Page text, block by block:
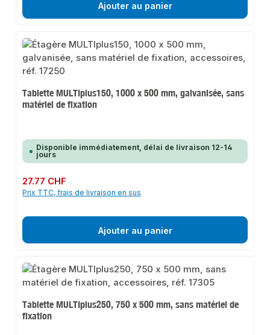
Ajouter au panier
Tablette MULTIplus150, 1000 x 500 mm, galvanisée, sans
matériel de fixation
Disponible immédiatement, délai de livraison 12-14
jours
Prix régulier :
27.77 CHF
Prix TTC, frais de livraison en sus
Ajouter au panier
Tablette MULTIplus250, 750 x 500 mm, sans matériel de
fixation